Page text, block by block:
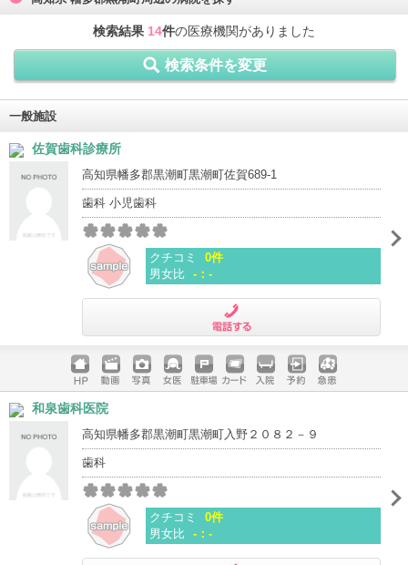
検索結果 14件の医療機関がありました
検索条件を変更
一般施設
佐賀歯科診療所
高知県幡多郡黒潮町黒潮町佐賀689-1
歯科 小児歯科
クチコミ
0件
男女比 -：-
ホームペ
ージ
動画 写真 女医 駐車場
クレジッ
入院 予約 急患
和泉歯科医院
高知県幡多郡黒潮町黒潮町入野２０８２－９
歯科
クチコミ
0件
男女比 -：-